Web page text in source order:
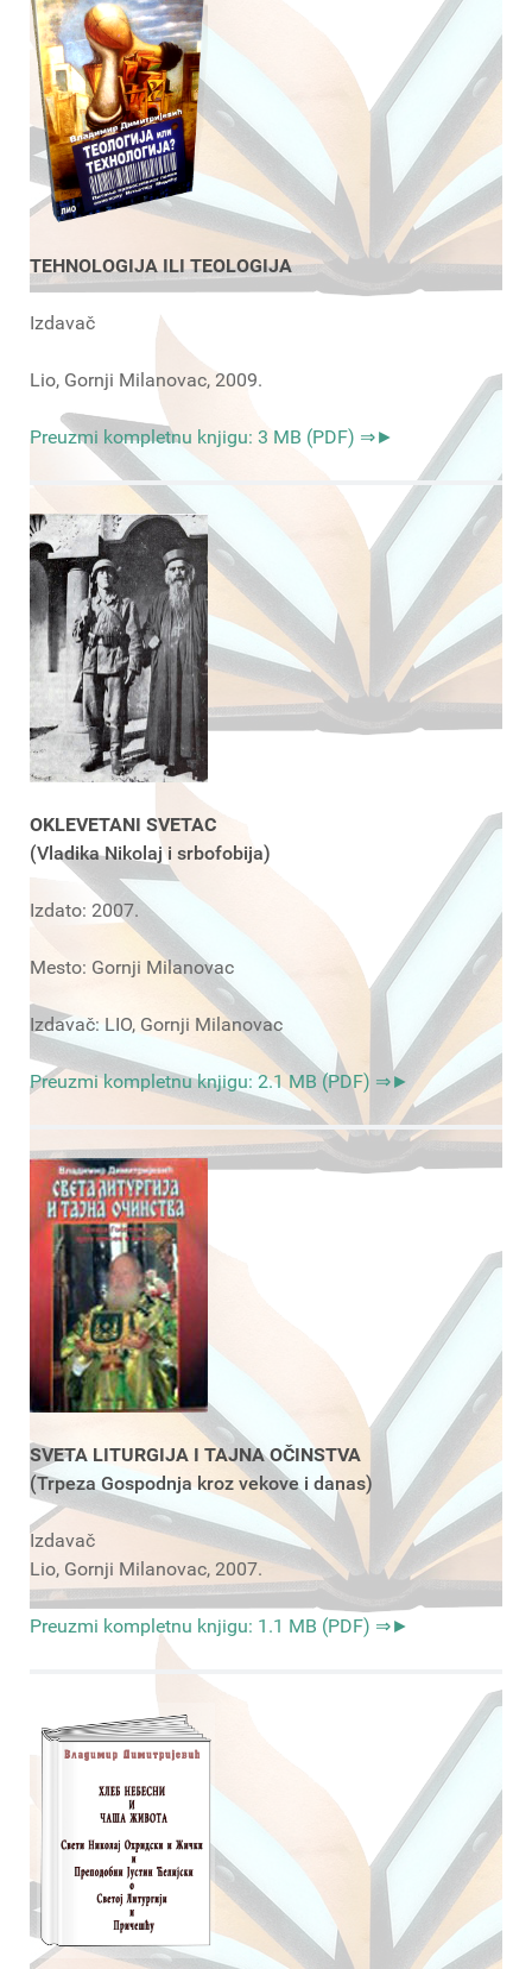
TEHNOLOGIJA ILI TEOLOGIJA
Izdavač
Lio, Gornji Milanovac, 2009.
Preuzmi kompletnu knjigu: 3 MB (PDF) ⇒►
OKLEVETANI SVETAC
(Vladika Nikolaj i srbofobija)
Izdato: 2007.
Mesto: Gornji Milanovac
Izdavač: LIO, Gornji Milanovac
Preuzmi kompletnu knjigu: 2.1 MB (PDF) ⇒►
SVETA LITURGIJA I TAJNA OČINSTVA
(Trpeza Gospodnja kroz vekove i danas)
Izdavač
Lio, Gornji Milanovac, 2007.
Preuzmi kompletnu knjigu: 1.1 MB (PDF) ⇒►